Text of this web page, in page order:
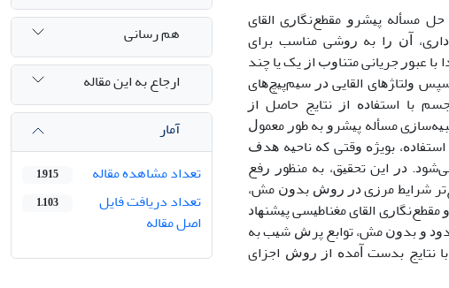
ﻣﺴﺄﻟﻪ ﭘﻴﺸﺮﻭ ﻣﻘﻄﻊﻧﮕﺎﺭی ﺍﻟﻘﺎی
ﺁﻥ ﺭﺍ ﺑﻪ ﺭﻭﺷﻰ ﻣﻨﺎﺳﺐ ﺑﺮﺍی
ﻋﺒﻮﺭ ﺟﺮﻳﺎﻧﻰ ﻣﺘﻨﺎﻭﺏ ﺍﺯ ﻳﮏ ﻳﺎ ﭼﻨﺪ
ﻭﻟﺘﺎﮋﻫﺎی ﺍﻟﻘﺎﻳﻰ ﺩﺭ ﺳﻴﻢﭘﻴﭻﻫﺎی
ﺑﺎ ﺍﺳﺘﻔﺎﺩﻩ ﺍﺯ ﻧﺘﺎﻳﺞ ﺣﺎﺻﻞ ﺍﺯ
ﻣﺴﺄﻟﻪ ﭘﻴﺸﺮﻭ ﺑﻪ ﻃﻮﺭ ﻣﻌﻤﻮﻝ
ﺑﻮﻳﮋﻩ ﻭﻗﺘﻰ ﻛﻪ ﻧﺎﺣﻴﻪ ﻫﺪﻑ
ﺩﺭ ﺍﻳﻦ ﺗﺤﻘﻴﻖ، ﺑﻪ ﻣﻨﻈﻮﺭ ﺭﻓﻊ
ﺷﺮﺍﻳﻂ ﻣﺮﺯی ﺩﺭ ﺭﻭﺵ ﺑﺪﻭﻥ ﻣﺶ،
ﺍﻟﻘﺎی ﻣﻐﻨﺎﻃﻴﺴﻰ ﭘﻴﺸﻨﻬﺎﺩ
ﻭ ﺑﺪﻭﻥ ﻣﺶ، ﺗﻮﺍﺑﻊ ﭘﺮﺵ ﺷﻴﺐ ﺑﻪ
ﻧﺘﺎﻳﺞ ﺑﺪﺳﺖ ﺁﻣﺪﻩ ﺍﺯ ﺭﻭﺵ ﺍﺟﺰﺍی
هم رسانی
ارجاع به این مقاله
آمار
تعداد مشاهده مقاله
1,915
تعداد دریافت فایل
اصل مقاله
1,103